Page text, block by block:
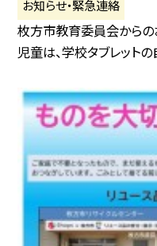
お知らせ・緊急連絡
枚方市教育委員会からの
児童は、学校タブレット